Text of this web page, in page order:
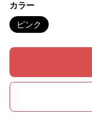
カラー
ピンク